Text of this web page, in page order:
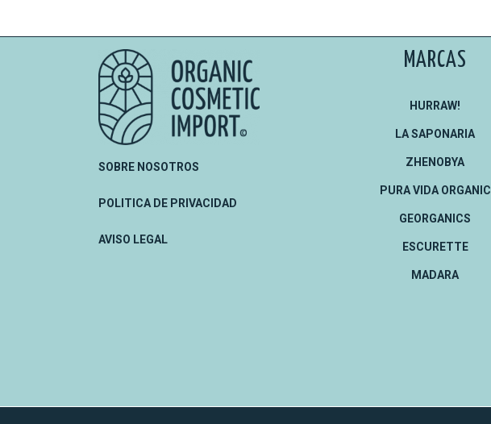
SOBRE NOSOTROS
POLITICA DE PRIVACIDAD
AVISO LEGAL
MARCAS
HURRAW!
LA SAPONARIA
ZHENOBYA
PURA VIDA ORGANIC
GEORGANICS
ESCURETTE
MADARA